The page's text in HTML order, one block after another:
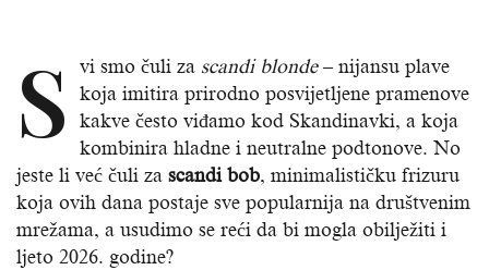
S vi smo čuli za scandi blonde– nijansu plave
koja imitira prirodno posvijetljene pramenove
kakve često viđamo kod Skandinavki, a koja
kombinira hladne i neutralne podtonove. No
jeste li već čuli za scandi bob, minimalističku frizuru
koja ovih dana postaje sve popularnija na društvenim
mrežama, a usudimo se reći da bi mogla obilježiti i
ljeto 2026. godine?